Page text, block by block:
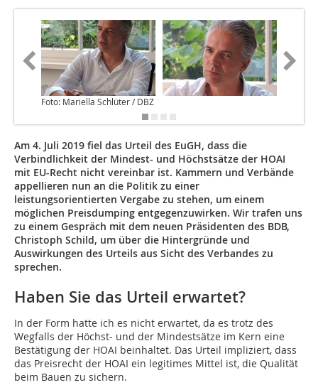
Foto: Mariella Schlüter / DBZ
Am 4. Juli 2019 fiel das Urteil des EuGH, dass die
Verbindlichkeit der Mindest- und Höchstsätze der HOAI
mit EU-Recht nicht vereinbar ist. Kammern und Verbände
appellieren nun an die Politik zu einer
leistungsorientierten Vergabe zu stehen, um einem
möglichen Preisdumping entgegenzuwirken. Wir trafen uns
zu einem Gespräch mit dem neuen Präsidenten des BDB,
Christoph Schild, um über die Hintergründe und
Auswirkungen des Urteils aus Sicht des Verbandes zu
sprechen.
Haben Sie das Urteil erwartet?
In der Form hatte ich es nicht erwartet, da es trotz des
Wegfalls der Höchst- und der Mindestsätze im Kern eine
Bestätigung der HOAI beinhaltet. Das Urteil impliziert, dass
das Preisrecht der HOAI ein legitimes Mittel ist, die Qualität
beim Bauen zu sichern.